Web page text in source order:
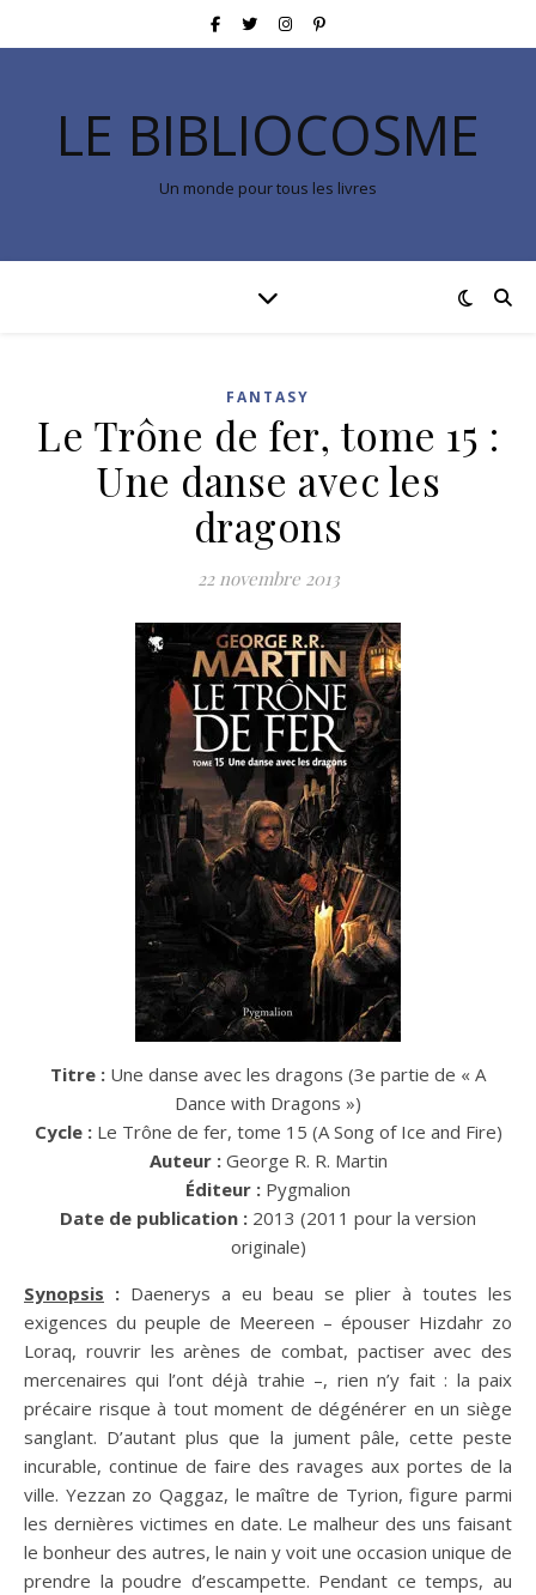
LE BIBLIOCOSME
Un monde pour tous les livres
FANTASY
Le Trône de fer, tome 15 :
Une danse avec les
dragons
22 novembre 2013
Titre : Une danse avec les dragons (3e partie de « A
Dance with Dragons »)
Cycle : Le Trône de fer, tome 15 (A Song of Ice and Fire)
Auteur : George R. R. Martin
Éditeur : Pygmalion
Date de publication : 2013 (2011 pour la version
originale)
Synopsis : Daenerys a eu beau se plier à toutes les
exigences du peuple de Meereen – épouser Hizdahr zo
Loraq, rouvrir les arènes de combat, pactiser avec des
mercenaires qui l’ont déjà trahie –, rien n’y fait : la paix
précaire risque à tout moment de dégénérer en un siège
sanglant. D’autant plus que la jument pâle, cette peste
incurable, continue de faire des ravages aux portes de la
ville. Yezzan zo Qaggaz, le maître de Tyrion, figure parmi
les dernières victimes en date. Le malheur des uns faisant
le bonheur des autres, le nain y voit une occasion unique de
prendre la poudre d’escampette. Pendant ce temps, au